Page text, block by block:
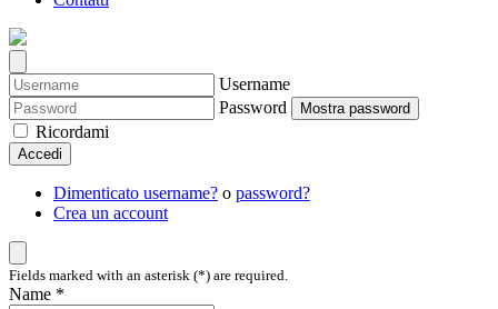
Username
Password
Mostra password
Ricordami
Accedi
Dimenticato username? o password?
Crea un account
Fields marked with an asterisk (*) are required.
Name *